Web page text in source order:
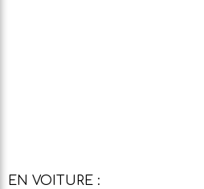
EN VOITURE :